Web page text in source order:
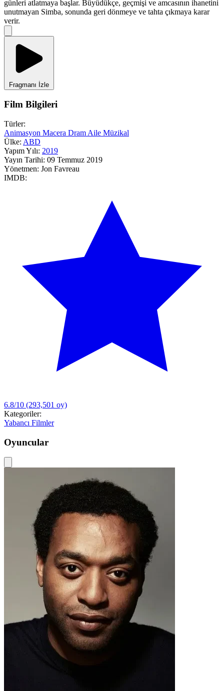
günleri atlatmaya başlar. Büyüdükçe, geçmişi ve amcasının ihanetini
unutmayan Simba, sonunda geri dönmeye ve tahta çıkmaya karar
verir.
Fragmanı İzle
Film Bilgileri
Türler:
Animasyon Macera Dram Aile Müzikal
Ülke: ABD
Yapım Yılı: 2019
Yayın Tarihi: 09 Temmuz 2019
Yönetmen: Jon Favreau
IMDB:
6.8/10 (293,501 oy)
Kategoriler:
Yabancı Filmler
Oyuncular